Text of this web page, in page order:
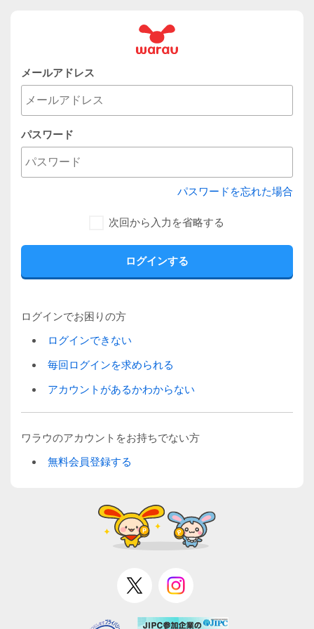
メールアドレス
パスワード
パスワードを忘れた場合
次回から入力を省略する
ログインでお困りの方
ログインできない
毎回ログインを求められる
アカウントがあるかわからない
ワラウのアカウントをお持ちでない方
無料会員登録する